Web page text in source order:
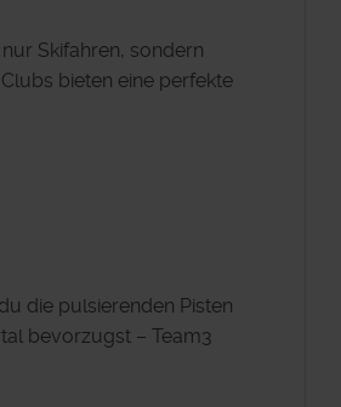
Skifahren, sondern
bieten eine perfekte
die pulsierenden Pisten
bevorzugst – Team3